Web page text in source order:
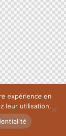
expérience en
leur utilisation.